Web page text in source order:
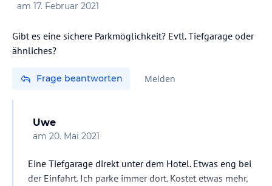
am 17. Februar 2021
Gibt es eine sichere Parkmöglichkeit? Evtl. Tiefgarage oder
ähnliches?
Frage beantworten Melden
Uwe
am 20. Mai 2021
Eine Tiefgarage direkt unter dem Hotel. Etwas eng bei
der Einfahrt. Ich parke immer dort. Kostet etwas mehr,